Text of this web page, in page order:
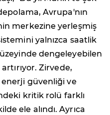
Avrupa'nın
merkezine yerleşmiş
yalnızca saatlik
dengeleyebilen
Zirvede,
güvenliği ve
kritik rolü farklı
ele alındı. Ayrıca